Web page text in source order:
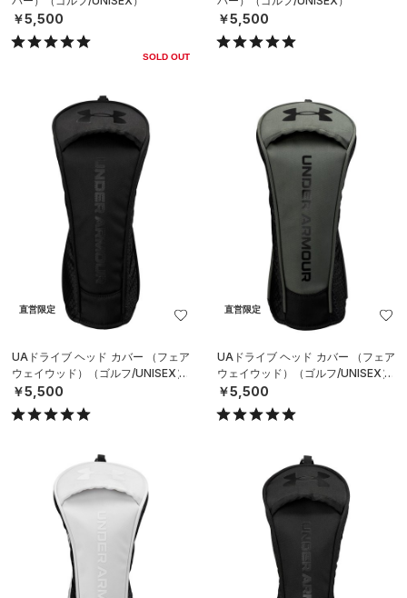
￥5,500
SOLD OUT
￥5,500
直営限定
UAドライブ ヘッド カバー （フェア
ウェイウッド）（ゴルフ/UNISEX）
￥5,500
直営限定
UAドライブ ヘッド カバー （フェア
ウェイウッド）（ゴルフ/UNISEX）
￥5,500